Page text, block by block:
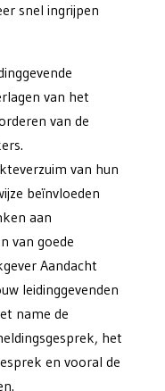
snel ingrijpen
van het
van de
van hun
beïnvloeden
aan
van goede
Aandacht
leidinggevenden
name de
het
en vooral de